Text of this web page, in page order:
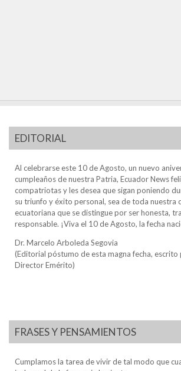
EDITORIAL
Al celebrarse este 10 de Agosto, un nuevo
cumpleaños de nuestra Patria, Ecuador News
compatriotas y les desea que sigan poniendo
su triunfo y éxito personal, sea de toda nuestra
ecuatoriana que se distingue por ser honesta,
responsable. ¡Viva el 10 de Agosto, la fecha
Dr. Marcelo Arboleda Segovia
(Editorial póstumo de esta magna fecha, escrito
Director Emérito)
FRASES Y PENSAMIENTOS
Cumplamos la tarea de vivir de tal modo que